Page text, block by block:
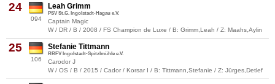
24
094
Leah Grimm
PSV St.G. Ingolstadt-Hagau e.V.
Captain Magic
W / DR / B / 2008 / FS Champion de Luxe / B: Grimm,Leah / Z: Maahs,Aylin
25
106
Stefanie Tittmann
RRFV Ingolstadt-Spitzlmühle e.V.
Carodor J
W / OS / B / 2015 / Cador / Korsar I / B: Tittmann,Stefanie / Z: Jürges,Detlef